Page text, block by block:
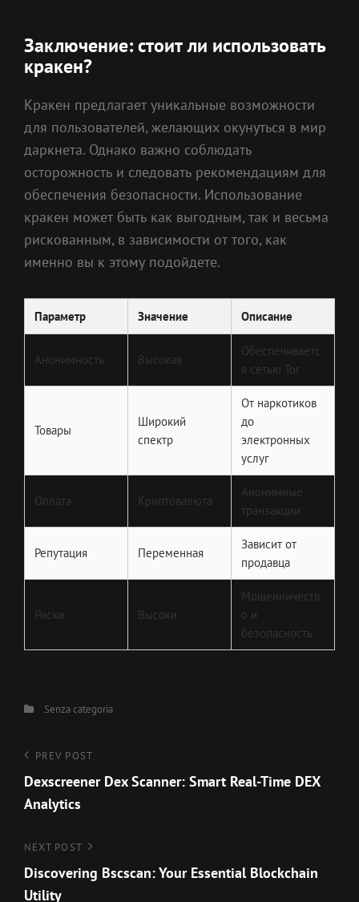
Заключение: стоит ли использовать
кракен?
Кракен предлагает уникальные возможности
для пользователей, желающих окунуться в мир
даркнета. Однако важно соблюдать
осторожность и следовать рекомендациям для
обеспечения безопасности. Использование
кракен может быть как выгодным, так и весьма
рискованным, в зависимости от того, как
именно вы к этому подойдете.
Параметр Значение Описание
Анонимность Высокая
Обеспечиваетс
я сетью Tor
Товары
Широкий
спектр
От наркотиков
до
электронных
услуг
Оплата Криптовалюта
Анонимные
транзакции
Репутация Переменная
Зависит от
продавца
Риски Высоки
Мошенничеств
о и
безопасность
CategoriesSenza categoria
Navigazione
articoli
Previous
Post
PREV POST
Dexscreener Dex Scanner: Smart Real-Time DEX
Analytics
Next
Post
NEXT POST
Discovering Bscscan: Your Essential Blockchain
Utility